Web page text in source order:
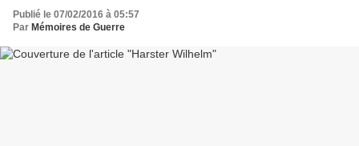
Publié le 07/02/2016 à 05:57
Par Mémoires de Guerre